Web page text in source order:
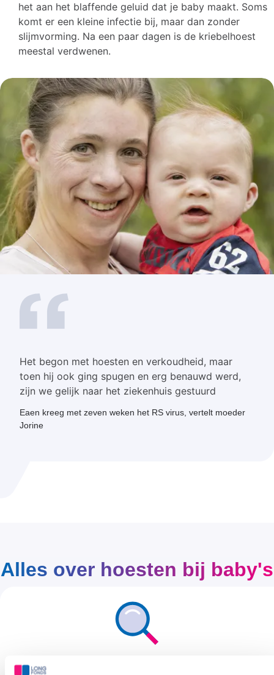
het aan het blaffende geluid dat je baby maakt. Soms
komt er een kleine infectie bij, maar dan zonder
slijmvorming. Na een paar dagen is de kriebelhoest
meestal verdwenen.
Het begon met hoesten en verkoudheid, maar
toen hij ook ging spugen en erg benauwd werd,
zijn we gelijk naar het ziekenhuis gestuurd
Eaen kreeg met zeven weken het RS virus, vertelt moeder
Jorine
Alles over hoesten bij baby's